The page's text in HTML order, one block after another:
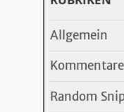
Allgemein
Random